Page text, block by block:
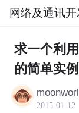
网络及通讯开
社区 网络
求一个利
的简单实例
2015-01-12